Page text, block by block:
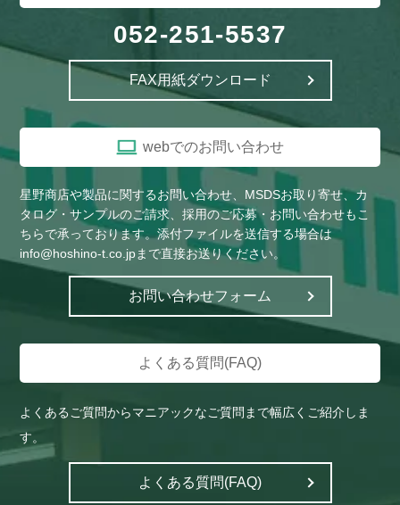
052-251-5537
FAX用紙ダウンロード
webでのお問い合わせ
星野商店や製品に関するお問い合わせ、MSDSお取り寄せ、カ
タログ・サンプルのご請求、採用のご応募・お問い合わせもこ
ちらで承っております。添付ファイルを送信する場合は
info@hoshino-t.co.jpまで直接お送りください。
お問い合わせフォーム
よくある質問(FAQ)
よくあるご質問からマニアックなご質問まで幅広くご紹介しま
す。
よくある質問(FAQ)